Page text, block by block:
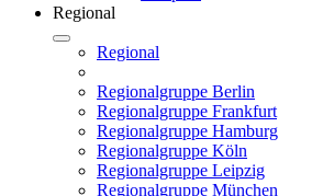
Regional
Regional
Regionalgruppe Berlin
Regionalgruppe Frankfurt
Regionalgruppe Hamburg
Regionalgruppe Köln
Regionalgruppe Leipzig
Regionalgruppe München